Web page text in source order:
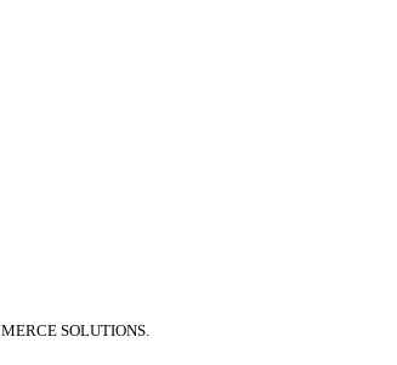
SOLUTIONS.